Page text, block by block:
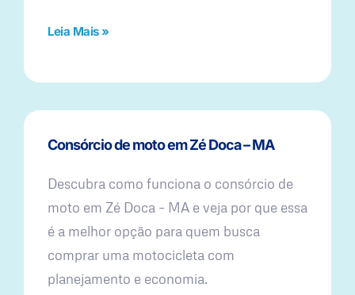
Leia Mais »
Consórcio de moto em Zé Doca – MA
Descubra como funciona o consórcio de
moto em Zé Doca – MA e veja por que essa
é a melhor opção para quem busca
comprar uma motocicleta com
planejamento e economia.